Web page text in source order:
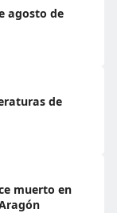
agosto de
de
muerto en